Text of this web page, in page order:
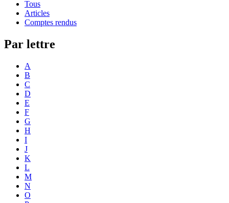
Tous
Articles
Comptes rendus
Par lettre
A
B
C
D
E
F
G
H
I
J
K
L
M
N
O